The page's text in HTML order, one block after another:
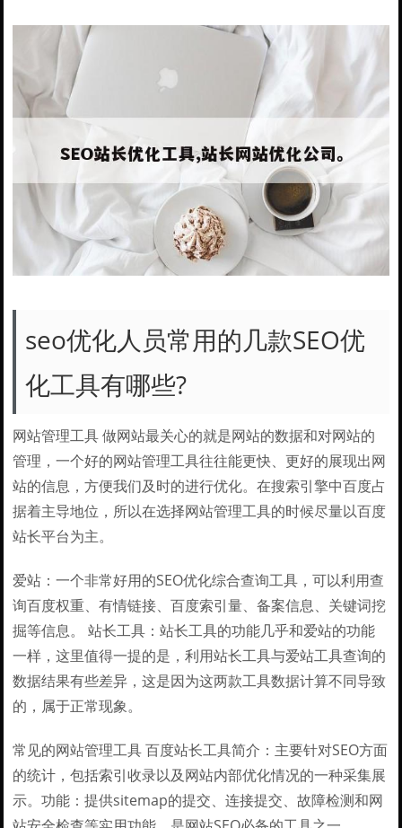
seo优化人员常用的几款SEO优
化工具有哪些?
网站管理工具 做网站最关心的就是网站的数据和对网站的
管理，一个好的网站管理工具往往能更快、更好的展现出网
站的信息，方便我们及时的进行优化。在搜索引擎中百度占
据着主导地位，所以在选择网站管理工具的时候尽量以百度
站长平台为主。
爱站：一个非常好用的SEO优化综合查询工具，可以利用查
询百度权重、有情链接、百度索引量、备案信息、关键词挖
掘等信息。 站长工具：站长工具的功能几乎和爱站的功能
一样，这里值得一提的是，利用站长工具与爱站工具查询的
数据结果有些差异，这是因为这两款工具数据计算不同导致
的，属于正常现象。
常见的网站管理工具 百度站长工具简介：主要针对SEO方面
的统计，包括索引收录以及网站内部优化情况的一种采集展
示。功能：提供sitemap的提交、连接提交、故障检测和网